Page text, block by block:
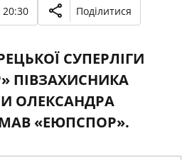
20:30 Поділитися
СУПЕРЛІГИ
ПІВЗАХИСНИКА
ОЛЕКСАНДРА
«ЕЮПСПОР».